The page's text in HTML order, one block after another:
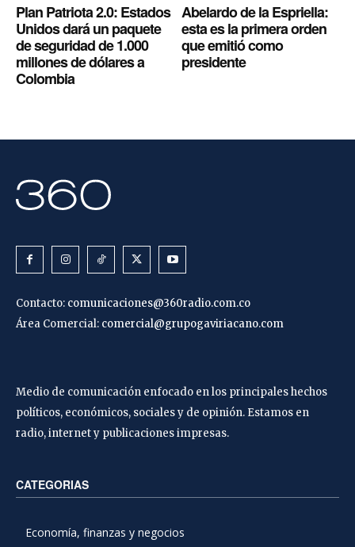
Plan Patriota 2.0: Estados
Unidos dará un paquete
de seguridad de 1.000
millones de dólares a
Colombia
Abelardo de la Espriella:
esta es la primera orden
que emitió como
presidente
Contacto: comunicaciones@360radio.com.co
Área Comercial: comercial@grupogaviriacano.com
Medio de comunicación enfocado en los principales hechos
políticos, económicos, sociales y de opinión. Estamos en
radio, internet y publicaciones impresas.
CATEGORIAS
Economía, finanzas y negocios